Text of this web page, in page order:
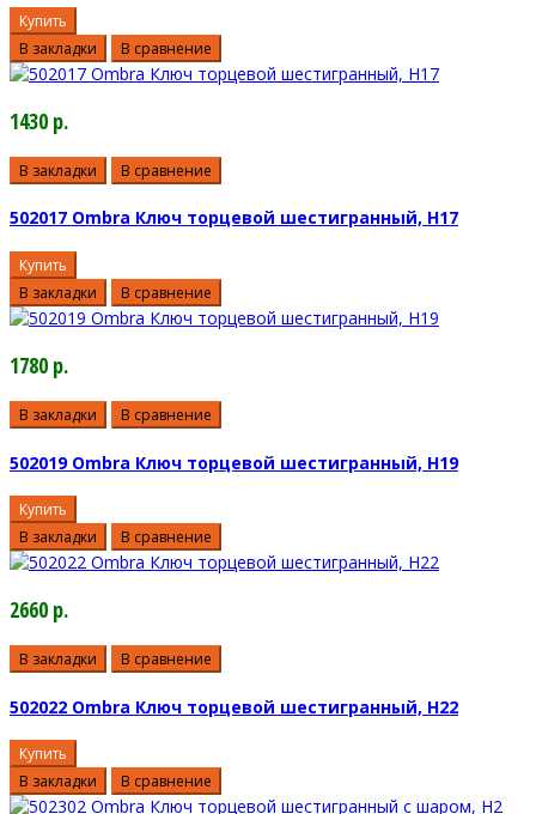
Купить
В закладки
В сравнение
1430 р.
В закладки В сравнение
502017 Ombra Ключ торцевой шестигранный, H17
Купить
В закладки
В сравнение
1780 р.
В закладки В сравнение
502019 Ombra Ключ торцевой шестигранный, H19
Купить
В закладки
В сравнение
2660 р.
В закладки В сравнение
502022 Ombra Ключ торцевой шестигранный, H22
Купить
В закладки
В сравнение